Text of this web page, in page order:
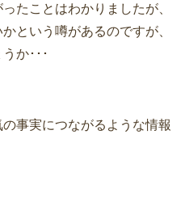
たことはわかりましたが、
という噂があるのですが、
か･･･
事実につながるような情報